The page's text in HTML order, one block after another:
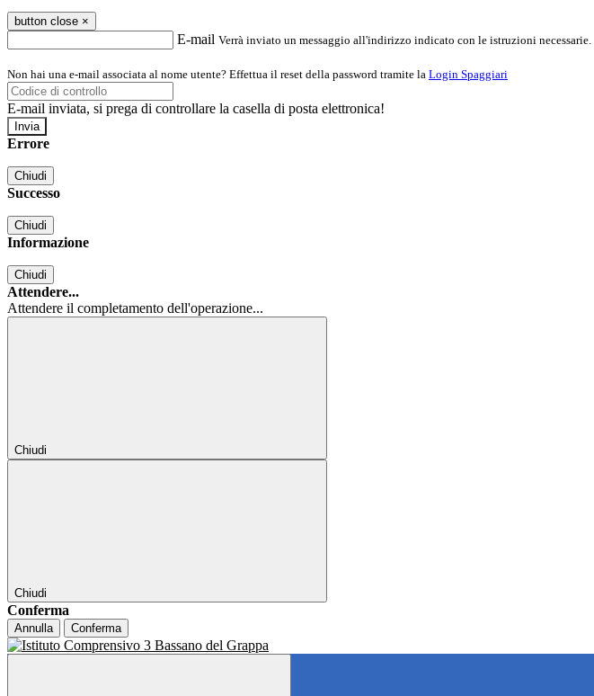
button close ×
E-mail Verrà inviato un messaggio all'indirizzo indicato con le istruzioni necessarie.
Non hai una e-mail associata al nome utente? Effettua il reset della password tramite la Login Spaggiari
E-mail inviata, si prega di controllare la casella di posta elettronica!
Errore
Chiudi
Successo
Chiudi
Informazione
Chiudi
Attendere...
Attendere il completamento dell'operazione...
Chiudi
Chiudi
Conferma
Annulla Conferma